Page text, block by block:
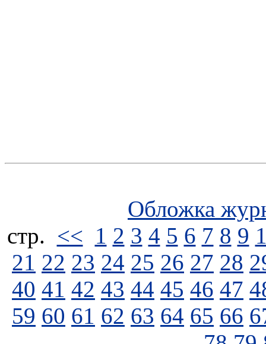
Обложка
стp. << 1 2 3 4 5 6 7 8 9
21 22 23 24 25 26 27 28
40 41 42 43 44 45 46 47
59 60 61 62 63 64 65 66